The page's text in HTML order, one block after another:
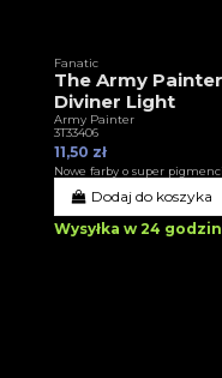
Fanatic
The Army
Diviner Light
Army Painter
3T33406
11,50 zł
Nowe farby o super
Dodaj do koszyka
Wysyłka w 24 godzin